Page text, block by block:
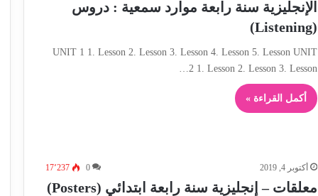
الإنجليزية سنة رابعة موارد سمعية : دروس
(Listening)
UNIT 1 1. Lesson 2. Lesson 3. Lesson 4. Lesson 5. Lesson UNIT
2 1. Lesson 2. Lesson 3. Lesson…
أكمل القراءة »
أكتوبر 4, 2019 0 17٬237
معلقات – إنجليزية سنة رابعة ابتدائي (Posters)